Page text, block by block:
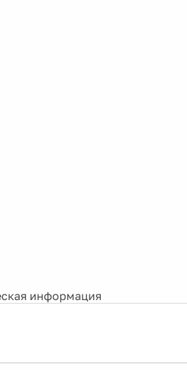
информация